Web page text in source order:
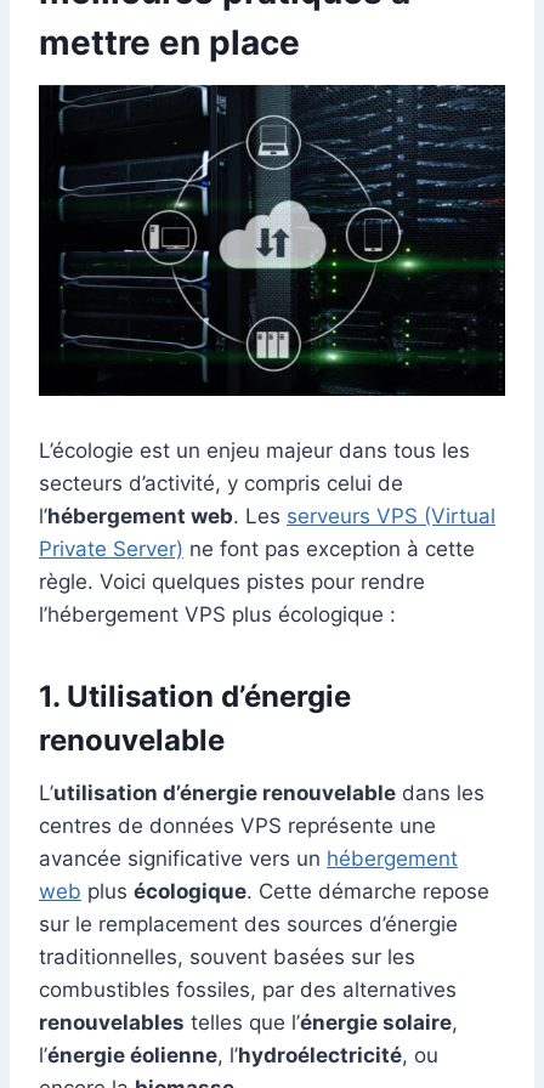
mettre en place
L’écologie est un enjeu majeur dans tous les
secteurs d’activité, y compris celui de
l’hébergement web. Les serveurs VPS (Virtual
Private Server) ne font pas exception à cette
règle. Voici quelques pistes pour rendre
l’hébergement VPS plus écologique :
1. Utilisation d’énergie
renouvelable
L’utilisation d’énergie renouvelable dans les
centres de données VPS représente une
avancée significative vers un hébergement
web plus écologique. Cette démarche repose
sur le remplacement des sources d’énergie
traditionnelles, souvent basées sur les
combustibles fossiles, par des alternatives
renouvelables telles que l’énergie solaire,
l’énergie éolienne, l’hydroélectricité, ou